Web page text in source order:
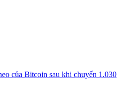
của Bitcoin sau khi chuyển 1.030